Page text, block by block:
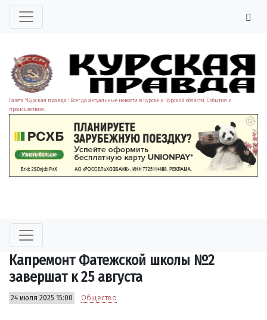
Газета "Курская правда". Всегда актуальные новости в Курске и Курской области. События и
происшествия.
Капремонт Фатежской школы №2
завершат к 25 августа
24 июля 2025 15:00 Общество